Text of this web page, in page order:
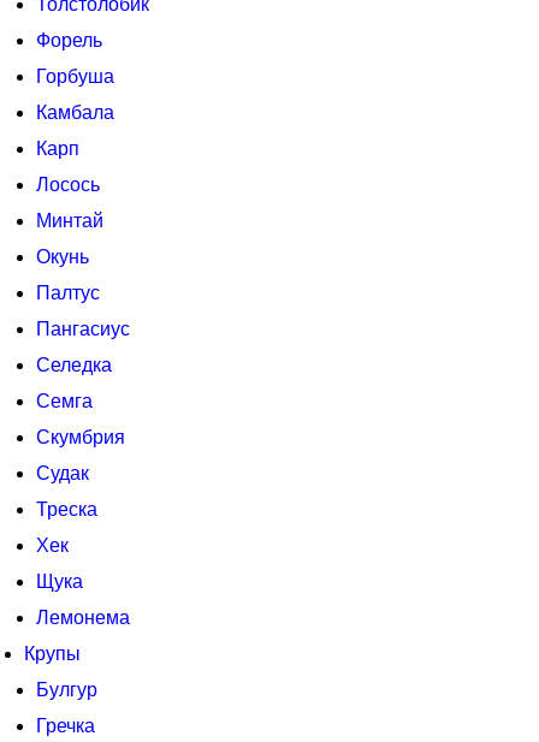
Форель
Горбуша
Камбала
Карп
Лосось
Минтай
Окунь
Палтус
Пангасиус
Селедка
Семга
Скумбрия
Судак
Треска
Хек
Щука
Лемонема
Крупы
Булгур
Гречка